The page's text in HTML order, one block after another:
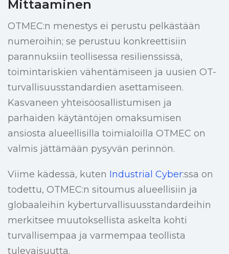
Mittaaminen
OTMEC:n menestys ei perustu pelkästään
numeroihin; se perustuu konkreettisiin
parannuksiin teollisessa resilienssissä,
toimintariskien vähentämiseen ja uusien OT-
turvallisuusstandardien asettamiseen.
Kasvaneen yhteisöosallistumisen ja
parhaiden käytäntöjen omaksumisen
ansiosta alueellisilla toimialoilla OTMEC on
valmis jättämään pysyvän perinnön.
Viime kädessä, kuten Industrial Cyber:ssa on
todettu, OTMEC:n sitoumus alueellisiin ja
globaaleihin kyberturvallisuusstandardeihin
merkitsee muutoksellista askelta kohti
turvallisempaa ja varmempaa teollista
tulevaisuutta.